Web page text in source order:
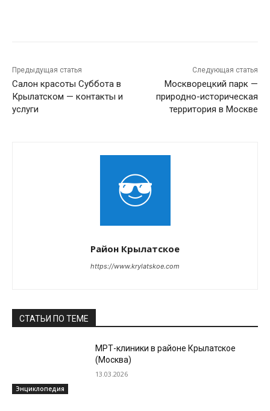
Предыдущая статья
Салон красоты Суббота в
Крылатском — контакты и
услуги
Следующая статья
Москворецкий парк —
природно-историческая
территория в Москве
Район Крылатское
https://www.krylatskoe.com
СТАТЬИ ПО ТЕМЕ
Энциклопедия
МРТ-клиники в районе Крылатское
(Москва)
13.03.2026